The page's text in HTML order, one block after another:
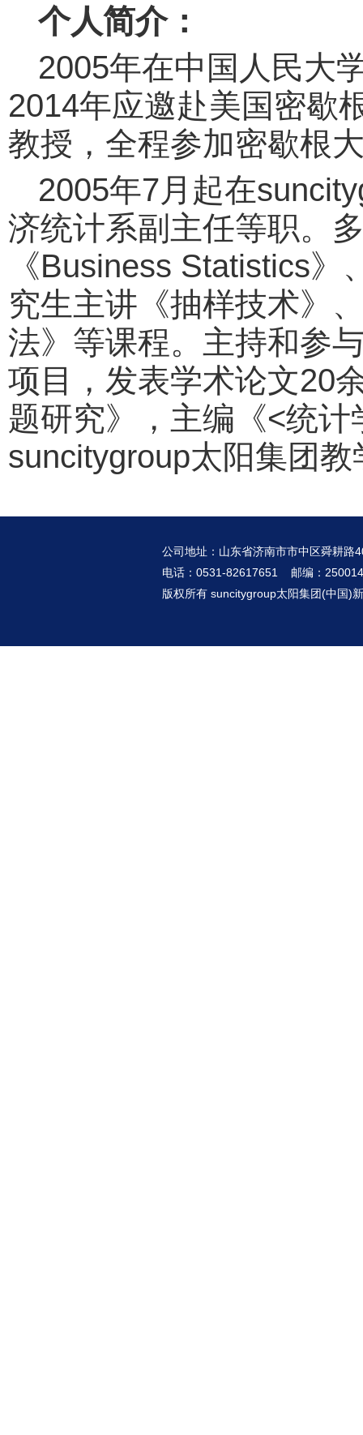
个人简介：
2005年在中国人民大
2014年应邀赴美国密歇
教授，全程参加密歇根
2005年7月起在
济统计系副主任等职。
《Business Statistics
究生主讲《抽样技术》
法》等课程。主持和参
项目，发表学术论文20
题研究》，主编《<统
suncitygroup太阳集团
公司地址：山东省济南市市中区舜耕路
电话：0531-82617651 邮编：250014
版权所有 suncitygroup太阳集团(中国)